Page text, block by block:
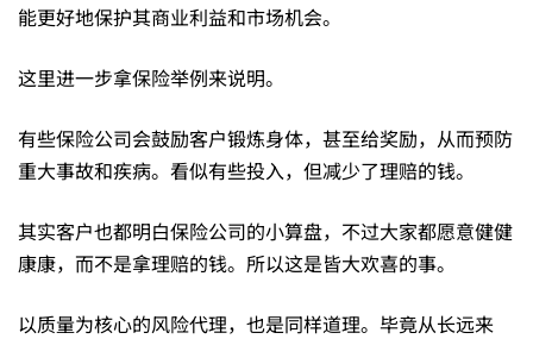
能更好地保护其商业利益和市场机会。
这里进一步拿保险举例来说明。
有些保险公司会鼓励客户锻炼身体，甚至给奖励，从而预防
重大事故和疾病。看似有些投入，但减少了理赔的钱。
其实客户也都明白保险公司的小算盘，不过大家都愿意健健
康康，而不是拿理赔的钱。所以这是皆大欢喜的事。
以质量为核心的风险代理，也是同样道理。毕竟从长远来